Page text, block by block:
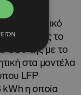
ηλεκτρικό
Βρυξέλλες το
SUV της με το
στα μοντέλα
LFP
kWh η οποία